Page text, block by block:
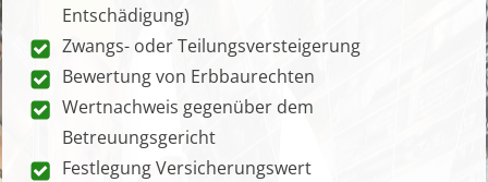
Entschädigung)
Zwangs- oder Teilungsversteigerung
Bewertung von Erbbaurechten
Wertnachweis gegenüber dem
Betreuungsgericht
Festlegung Versicherungswert